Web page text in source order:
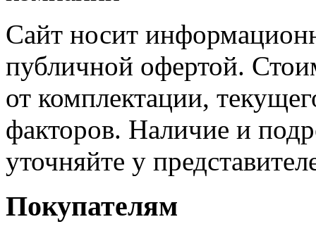
Сайт носит
публичной офертой.
от комплектации,
факторов. Наличие и
уточняйте у
Покупателям